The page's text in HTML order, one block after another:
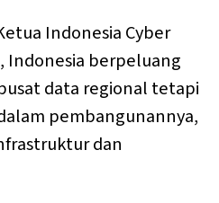
Indonesia Cyber
Indonesia berpeluang
data regional tetapi
pembangunannya,
dan